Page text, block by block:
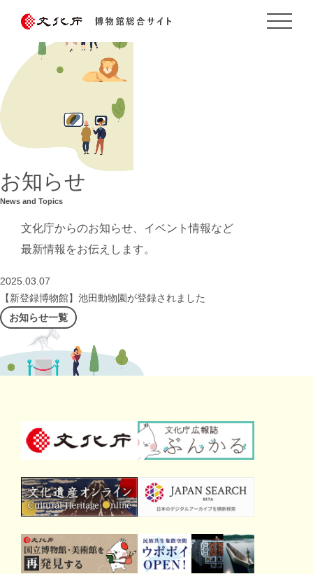
お知らせ
News and Topics
文化庁からのお知らせ、イベント情報など
最新情報をお伝えします。
2025.03.07
【新登録博物館】池田動物園が登録されました
お知らせ一覧